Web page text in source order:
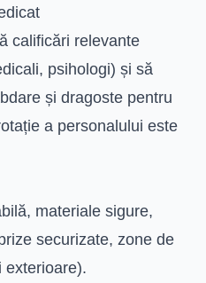
calificări relevante
psihologi) și să
și dragoste pentru
a personalului este
materiale sigure,
securizate, zone de
exterioare).